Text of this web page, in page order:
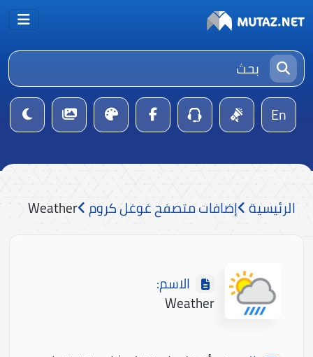
En
الرئيسية إضافات متصفح غوغل كروم Weather
الاسم:
Weather